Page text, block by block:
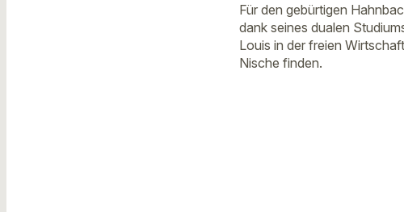
Für den gebürtigen
dank seines dualen
Louis in der freien
Nische finden.